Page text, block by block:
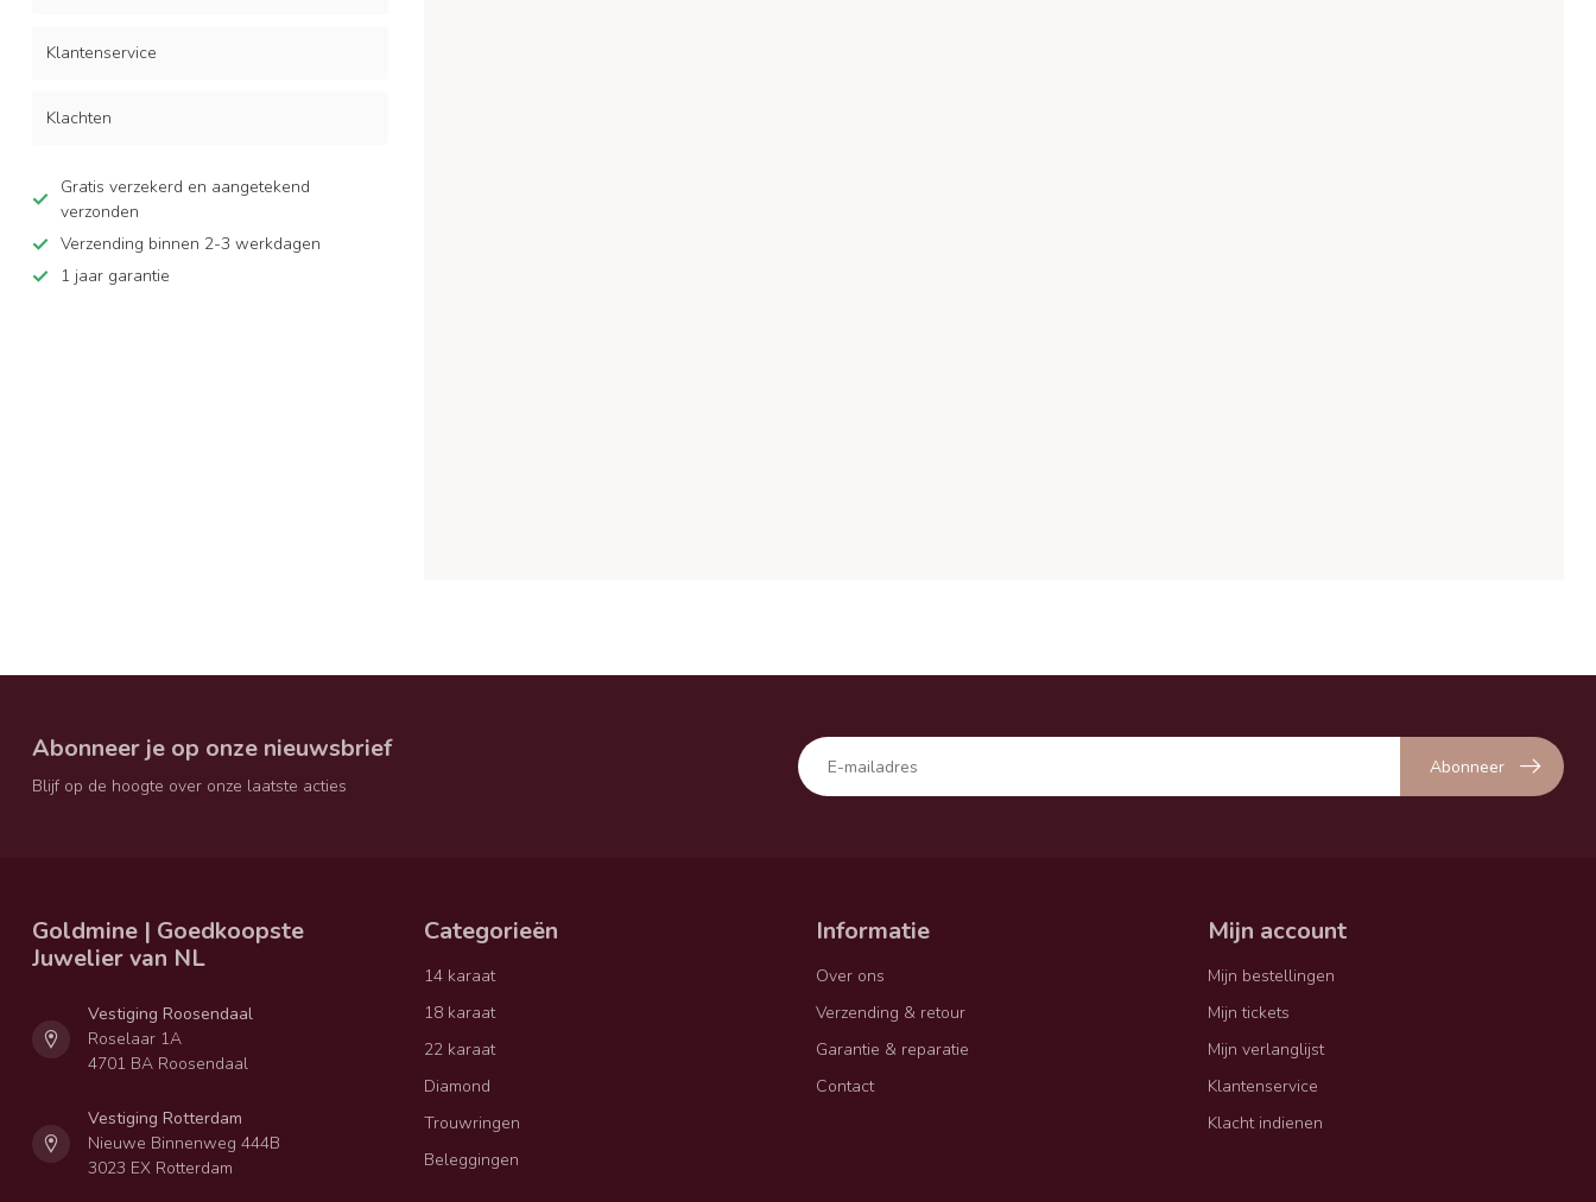
Klantenservice
Klachten
Gratis verzekerd en aangetekend
verzonden
Verzending binnen 2-3 werkdagen
1 jaar garantie
Abonneer je op onze nieuwsbrief
Blijf op de hoogte over onze laatste acties
Abonneer
Goldmine | Goedkoopste
Juwelier van NL
Vestiging Roosendaal
Roselaar 1A
4701 BA Roosendaal
Vestiging Rotterdam
Nieuwe Binnenweg 444B
3023 EX Rotterdam
Categorieën
14 karaat
18 karaat
22 karaat
Diamond
Trouwringen
Beleggingen
Informatie
Over ons
Verzending & retour
Garantie & reparatie
Contact
Mijn account
Mijn bestellingen
Mijn tickets
Mijn verlanglijst
Klantenservice
Klacht indienen